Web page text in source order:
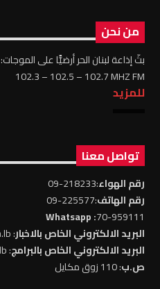
من نحن
بثّ إذاعة لبنان الحر أرضيًّا على الموجات:
102.3 – 102.5 – 102.7 MHZ FM
للمزيد
تواصل معنا
رقم الهواء:218233-09
رقم الهاتف:225577-09
70-959111
: Whatsapp
البريد الالكتروني الخاص بالاخبار: news@rll.com.lb
البريد الالكتروني الخاص بالبرامج: info@rll.com.lb
ص.ب: 110 زوق مكايل